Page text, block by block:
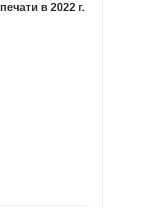
печати в 2022 г.